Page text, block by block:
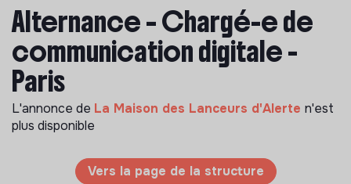
Alternance – Chargé-e de
communication digitale -
Paris
L'annonce de La Maison des Lanceurs d'Alerte n'est
plus disponible
Vers la page de la structure